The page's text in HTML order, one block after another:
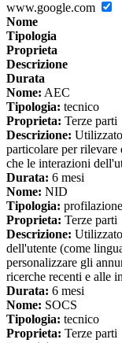
www.google.com
Nome
Tipologia
Proprieta
Descrizione
Durata
Nome: AEC
Tipologia: tecnico
Proprieta: Terze parti
Descrizione:
particolare per rilevare
che le interazioni
Durata: 6 mesi
Nome: NID
Tipologia: profilazione
Proprieta: Terze parti
Descrizione:
dell'utente (come
personalizzare gli
ricerche recenti e alle
Durata: 6 mesi
Nome: SOCS
Tipologia: tecnico
Proprieta: Terze parti